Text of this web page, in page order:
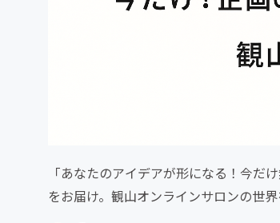
「あなたのアイデアが形になる！今だ
をお届け。観山オンラインサロンの世